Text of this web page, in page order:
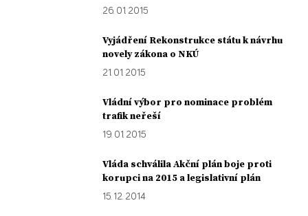
26. 01. 2015
Vyjádření Rekonstrukce státu k návrhu
novely zákona o NKÚ
21. 01. 2015
Vládní výbor pro nominace problém
trafik neřeší
19. 01. 2015
Vláda schválila Akční plán boje proti
korupci na 2015 a legislativní plán
15. 12. 2014